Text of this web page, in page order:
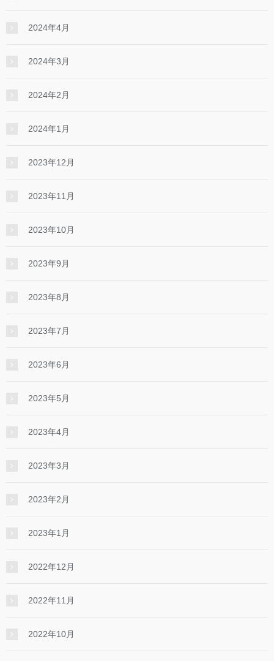
2024年4月
2024年3月
2024年2月
2024年1月
2023年12月
2023年11月
2023年10月
2023年9月
2023年8月
2023年7月
2023年6月
2023年5月
2023年4月
2023年3月
2023年2月
2023年1月
2022年12月
2022年11月
2022年10月